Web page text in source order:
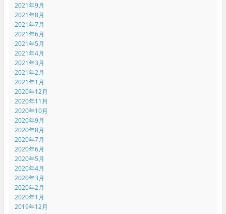
2021年9月
2021年8月
2021年7月
2021年6月
2021年5月
2021年4月
2021年3月
2021年2月
2021年1月
2020年12月
2020年11月
2020年10月
2020年9月
2020年8月
2020年7月
2020年6月
2020年5月
2020年4月
2020年3月
2020年2月
2020年1月
2019年12月